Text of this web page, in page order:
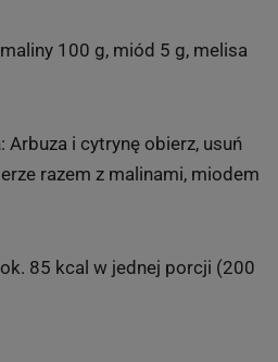
100 g, miód 5 g, melisa
: Arbuza i cytrynę obierz, usuń
razem z malinami, miodem
85 kcal w jednej porcji (200